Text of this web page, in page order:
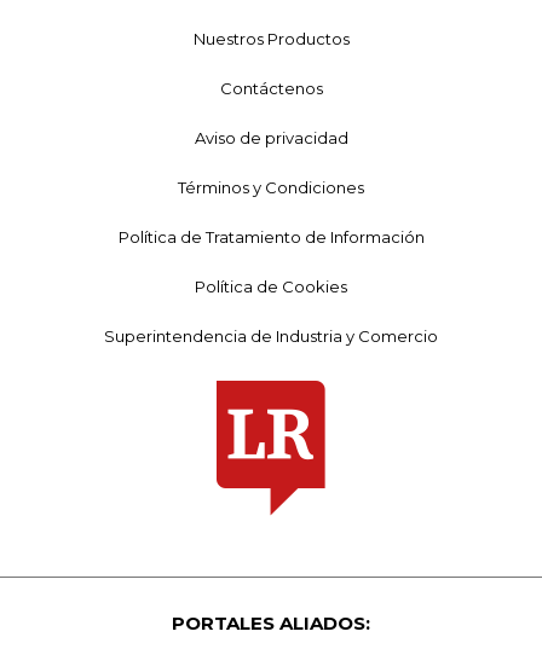
Nuestros Productos
Contáctenos
Aviso de privacidad
Términos y Condiciones
Política de Tratamiento de Información
Política de Cookies
Superintendencia de Industria y Comercio
PORTALES ALIADOS: